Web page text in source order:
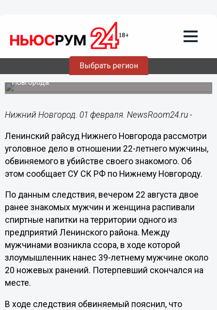
Выбрать регион
Зарезавший своего знакомого из-за
ревности мужчина предстанет перед
Ленинским райсудом
Преступление было совершено 22 августа на территории
одного из предприятий Ленинского района Нижнего
Новгорода.
Нижний Новгород. 01 февраля. NewsRoom24.ru -
Ленинский райсуд Нижнего Новгорода рассмотри
уголовное дело в отношении 22-летнего мужчины,
обвиняемого в убийстве своего знакомого. Об
этом сообщает СУ СК РФ по Нижнему Новгороду.
По данным следствия, вечером 22 августа двое
ранее знакомых мужчин и женщина распивали
спиртные напитки на территории одного из
предприятий Ленинского района. Между
мужчинами возникла ссора, в ходе которой
злоумышленник нанес 39-летнему мужчине около
20 ножевых ранений. Потерпевший скончался на
месте.
В ходе следствия обвиняемый пояснил, что